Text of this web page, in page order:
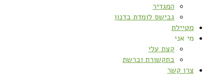
המגדיר
גבישס לומדת בדנון
מטיילת
מי אני
קצת עלי
בתקשורת וברשת
צרו קשר